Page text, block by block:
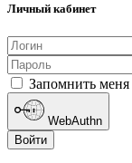
Личный кабинет
Запомнить меня
WebAuthn
Войти